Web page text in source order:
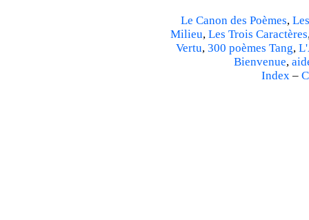
Le Canon des Poèmes,
Milieu, Les Trois Caractères
Vertu, 300 poèmes Tang,
Bienvenue,
Index–